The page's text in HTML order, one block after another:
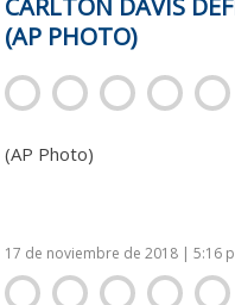
CARLTON DAVIS
(AP PHOTO)
(AP Photo)
17 de noviembre de 2018 | 5:16